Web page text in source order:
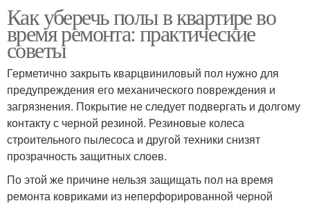
Как уберечь полы в квартире во
время ремонта: практические
советы
Герметично закрыть кварцвиниловый пол нужно для
предупреждения его механического повреждения и
загрязнения. Покрытие не следует подвергать и долгому
контакту с черной резиной. Резиновые колеса
строительного пылесоса и другой техники снизят
прозрачность защитных слоев.
По этой же причине нельзя защищать пол на время
ремонта ковриками из неперфорированной черной